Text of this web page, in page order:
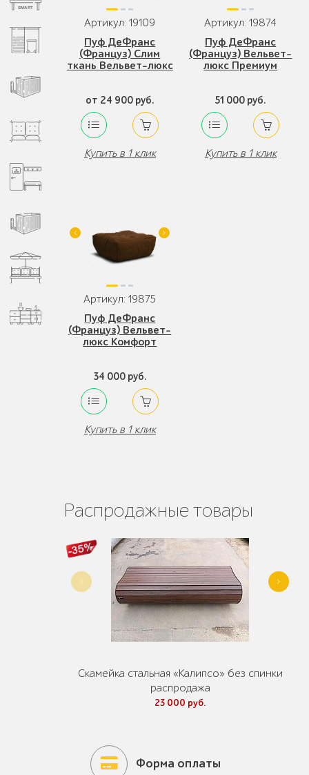
Артикул: 19109
Пуф ДеФранс
(Француз) Слим
ткань Вельвет-люкс
от 24 900 руб.
Купить в 1 клик
Артикул: 19874
Пуф ДеФранс
(Француз) Вельвет-
люкс Премиум
51 000 руб.
Купить в 1 клик
Артикул: 19875
Пуф ДеФранс
(Француз) Вельвет-
люкс Комфорт
34 000 руб.
Купить в 1 клик
Распродажные товары
Скамейка стальная «Калипсо» без спинки
распродажа
23 000 руб.
Форма оплаты